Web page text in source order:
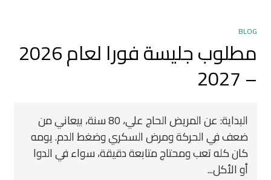
BLOG
مطلوب جليسة فورا لعام 2026
– 2027
البداية: عن المريض الحاج علي، 80 سنة، بيعاني من
ضعف في الحركة ومرض السكري وضغط الدم. يومه
كان كله تعب ومحتاج متابعة دقيقة، سواء في الدوا
أو الأكل...